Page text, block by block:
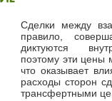
Сделки между
правило,
диктуются
поэтому эти цены
что оказывает
расходы сторон
трансфертными